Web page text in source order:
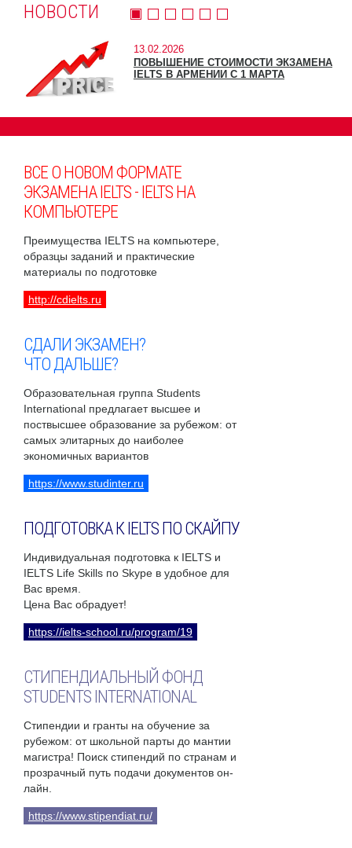
НОВОСТИ
13.02.2026
ПОВЫШЕНИЕ СТОИМОСТИ ЭКЗАМЕНА
IELTS В АРМЕНИИ С 1 МАРТА
ВСЕ О НОВОМ ФОРМАТЕ
ЭКЗАМЕНА IELTS - IELTS НА
КОМПЬЮТЕРЕ
Преимущества IELTS на компьютере,
образцы заданий и практические
материалы по подготовке
http://cdielts.ru
СДАЛИ ЭКЗАМЕН?
ЧТО ДАЛЬШЕ?
Образовательная группа Students
International предлагает высшее и
поствысшее образование за рубежом: от
самых элитарных до наиболее
экономичных вариантов
https://www.studinter.ru
ПОДГОТОВКА К IELTS ПО СКАЙПУ
Индивидуальная подготовка к IELTS и
IELTS Life Skills по Skype в удобное для
Вас время.
Цена Вас обрадует!
https://ielts-school.ru/program/19
СТИПЕНДИАЛЬНЫЙ ФОНД
STUDENTS INTERNATIONAL
Стипендии и гранты на обучение за
рубежом: от школьной парты до мантии
магистра! Поиск стипендий по странам и
прозрачный путь подачи документов он-
лайн.
https://www.stipendiat.ru/